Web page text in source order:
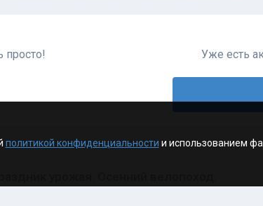
просто! Уже есть
политикой конфиденциальности и использованием